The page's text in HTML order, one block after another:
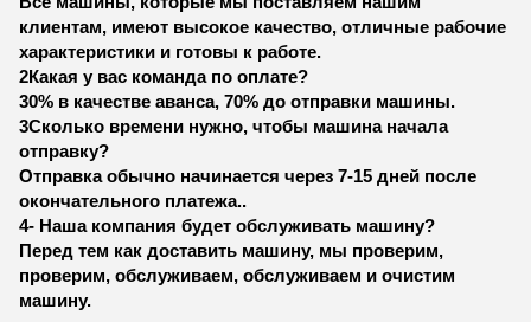
клиентам, имеют высокое качество, отличные рабочие
характеристики и готовы к работе.
2Какая у вас команда по оплате?
30% в качестве аванса, 70% до отправки машины.
3Сколько времени нужно, чтобы машина начала
отправку?
Отправка обычно начинается через 7-15 дней после
окончательного платежа..
4- Наша компания будет обслуживать машину?
Перед тем как доставить машину, мы проверим,
проверим, обслуживаем, обслуживаем и очистим
машину.